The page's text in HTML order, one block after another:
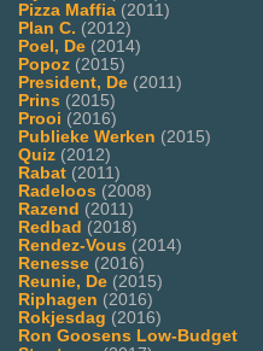
Pizza Maffia (2011)
Plan C. (2012)
Poel, De (2014)
Popoz (2015)
President, De (2011)
Prins (2015)
Prooi (2016)
Publieke Werken (2015)
Quiz (2012)
Rabat (2011)
Radeloos (2008)
Razend (2011)
Redbad (2018)
Rendez-Vous (2014)
Renesse (2016)
Reunie, De (2015)
Riphagen (2016)
Rokjesdag (2016)
Ron Goosens Low-Budget